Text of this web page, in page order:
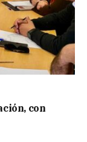
con